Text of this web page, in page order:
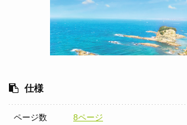
仕様
ページ数 8ページ